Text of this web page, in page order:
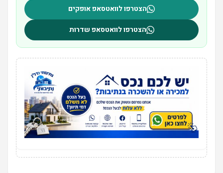
הצטרפו לוואטסאפ אופקים
הצטרפו לוואטסאפ שדרות